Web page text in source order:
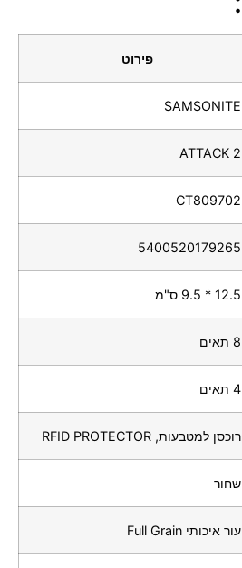
פירוט
SAMSONITE
ATTACK 2
CT809702
5400520179265
12.5 * 9.5 ס"מ
8 תאים
4 תאים
רוכסן למטבעות, RFID PROTECTOR
שחור
עור איכותי Full Grain